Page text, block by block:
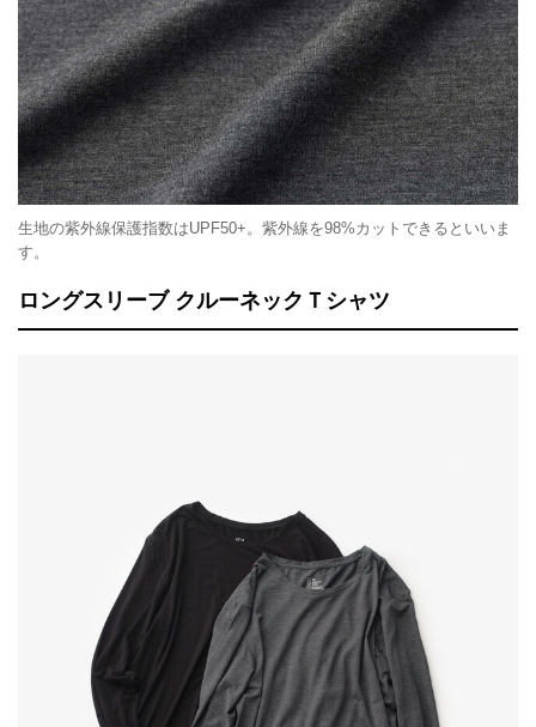
生地の紫外線保護指数はUPF50+。紫外線を98%カットできるといいま
す。
ロングスリーブ クルーネックＴシャツ